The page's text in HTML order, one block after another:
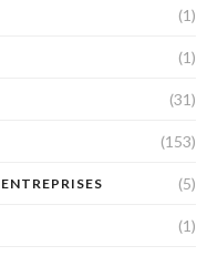
(1)
(1)
(31)
(153)
(5)
(1)